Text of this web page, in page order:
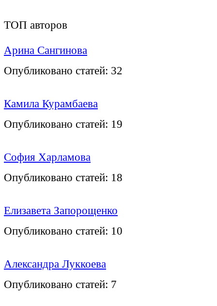
ТОП авторов
Арина Сангинова
Опубликовано статей: 32
Камила Курамбаева
Опубликовано статей: 19
София Харламова
Опубликовано статей: 18
Елизавета Запорощенко
Опубликовано статей: 10
Александра Луккоева
Опубликовано статей: 7